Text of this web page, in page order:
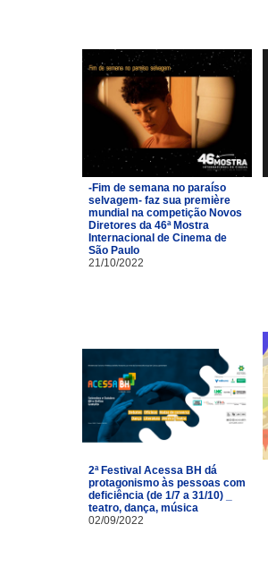
-Fim de semana no paraíso
selvagem- faz sua première
mundial na competição Novos
Diretores da 46ª Mostra
Internacional de Cinema de
São Paulo
21/10/2022
2ª Festival Acessa BH dá
protagonismo às pessoas com
deficiência (de 1/7 a 31/10) _
teatro, dança, música
02/09/2022